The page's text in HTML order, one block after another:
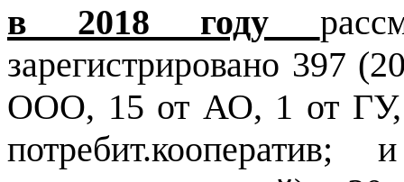
в 2018 году
зарегистрировано 397
ООО, 15 от АО, 1 от ГУ,